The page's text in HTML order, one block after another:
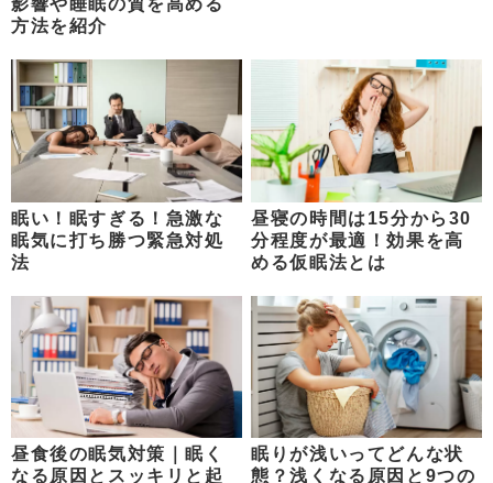
影響や睡眠の質を高める
方法を紹介
眠い！眠すぎる！急激な
眠気に打ち勝つ緊急対処
法
昼寝の時間は15分から30
分程度が最適！効果を高
める仮眠法とは
昼食後の眠気対策｜眠く
なる原因とスッキリと起
眠りが浅いってどんな状
態？浅くなる原因と9つの